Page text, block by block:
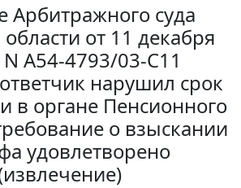
Арбитражного суда
от 11 декабря
N А54-4793/03-С11
нарушил срок
в органе Пенсионного
о взыскании
удовлетворено